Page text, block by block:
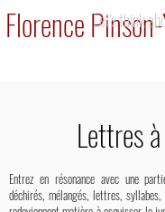
Florence Let's think
Lettres
Entrez en résonance avec une
déchirés, mélangés, lettres,